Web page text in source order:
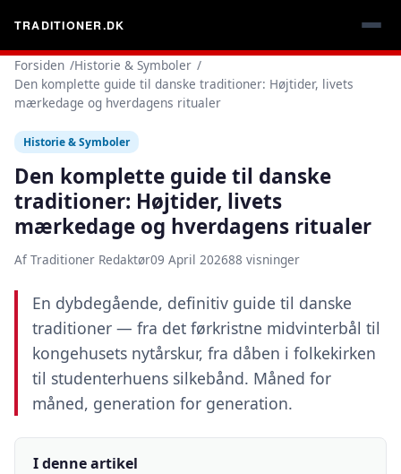
TRADITIONER.DK
Forsiden
Historie & Symboler
Den komplette guide til danske traditioner: Højtider, livets
mærkedage og hverdagens ritualer
Historie & Symboler
Den komplette guide til danske
traditioner: Højtider, livets
mærkedage og hverdagens ritualer
Af Traditioner Redaktør09 April 202688 visninger
En dybdegående, definitiv guide til danske
traditioner — fra det førkristne midvinterbål til
kongehusets nytårskur, fra dåben i folkekirken
til studenterhuens silkebånd. Måned for
måned, generation for generation.
I denne artikel